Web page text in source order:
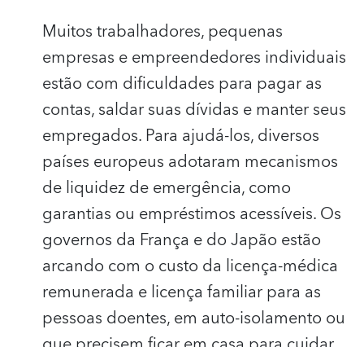
Muitos trabalhadores, pequenas
empresas e empreendedores individuais
estão com dificuldades para pagar as
contas, saldar suas dívidas e manter seus
empregados. Para ajudá-los, diversos
países europeus adotaram mecanismos
de liquidez de emergência, como
garantias ou empréstimos acessíveis. Os
governos da França e do Japão estão
arcando com o custo da licença-médica
remunerada e licença familiar para as
pessoas doentes, em auto-isolamento ou